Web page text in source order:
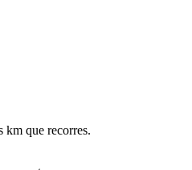
km que recorres.